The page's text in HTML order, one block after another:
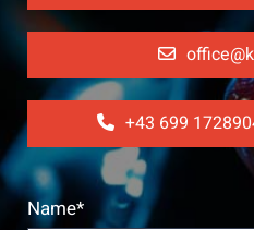
+43 699
Name*